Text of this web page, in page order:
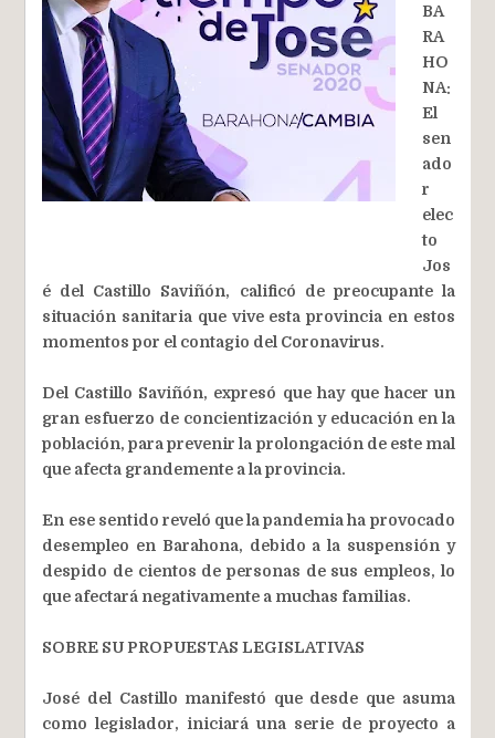
BA
RA
HO
NA:
El
sen
ado
r
elec
to
Jos
é del Castillo Saviñón, calificó de preocupante la
situación sanitaria que vive esta provincia en estos
momentos por el contagio del Coronavirus.
Del Castillo Saviñón, expresó que hay que hacer un
gran esfuerzo de concientización y educación en la
población, para prevenir la prolongación de este mal
que afecta grandemente a la provincia.
En ese sentido reveló que la pandemia ha provocado
desempleo en Barahona, debido a la suspensión y
despido de cientos de personas de sus empleos, lo
que afectará negativamente a muchas familias.
SOBRE SU PROPUESTAS LEGISLATIVAS
José del Castillo manifestó que desde que asuma
como legislador, iniciará una serie de proyecto a